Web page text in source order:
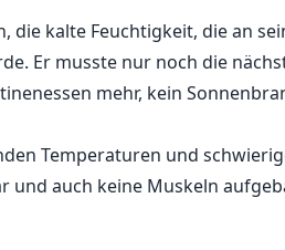
die kalte Feuchtigkeit, die an
Er musste nur noch die
mehr, kein
Temperaturen und
und auch keine Muskeln